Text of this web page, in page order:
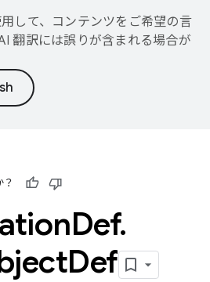
して、コンテンツをご希望の言
翻訳には誤りが含まれる場合が
Def.
Def